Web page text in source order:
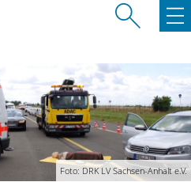
Foto: DRK LV Sachsen-Anhalt e.V.